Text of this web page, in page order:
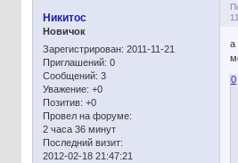
Никитос
Новичок
Зарегистрирован: 2011-11-21
Приглашений: 0
Сообщений: 3
Уважение: +0
Позитив: +0
Провел на форуме:
2 часа 36 минут
Последний визит:
2012-02-18 21:47:21
а
0